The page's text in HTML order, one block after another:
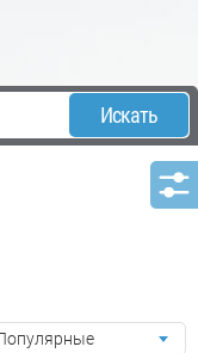
Искать